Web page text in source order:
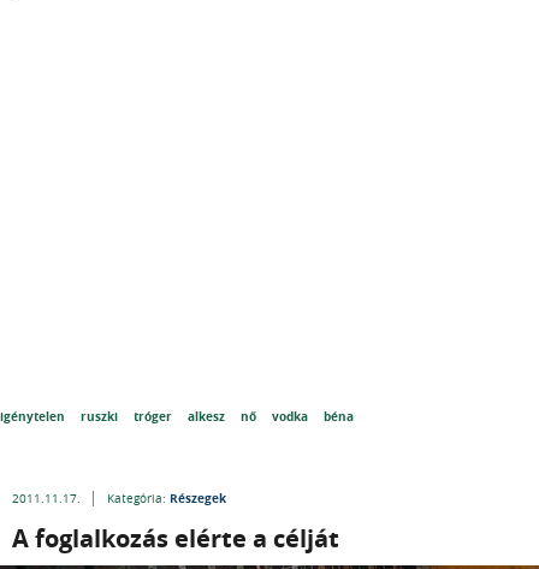
igénytelen ruszki tróger alkesz nő vodka béna
2011.11.17. Kategória: Részegek
A foglalkozás elérte a célját